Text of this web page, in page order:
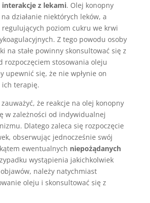
interakcje z lekami. Olej konopny
na działanie niektórych leków, a
regulujących poziom cukru we krwi
Z tego powodu osoby
na stałe powinny skonsultować się z
rozpoczęciem stosowania oleju
upewnić się, że nie wpłynie on
ich terapię.
że reakcje na olej konopny
w zależności od indywidualnej
Dlatego zaleca się rozpoczęcie
obserwując jednocześnie swój
ewentualnych niepożądanych
wystąpienia jakichkolwiek
należy natychmiast
oleju i skonsultować się z